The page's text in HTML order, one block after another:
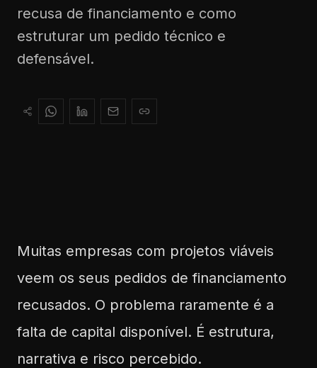
recusa de financiamento e como
estruturar um pedido técnico e
defensável.
Muitas empresas com projetos viáveis
veem os seus pedidos de financiamento
recusados. O problema raramente é a
falta de capital disponível. É estrutura,
narrativa e risco percebido.